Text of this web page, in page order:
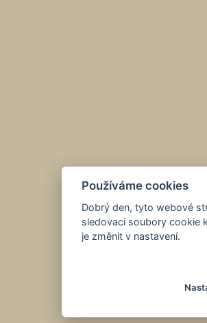
Používáme cookies
Dobrý den, tyto webové
sledovací soubory cookie
je změnit v nastavení.